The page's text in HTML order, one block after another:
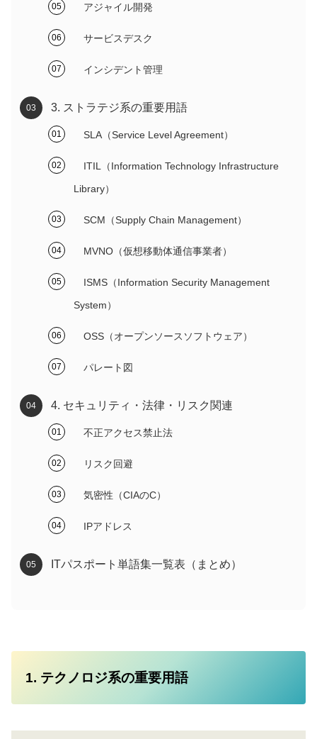
アジャイル開発
サービスデスク
インシデント管理
3. ストラテジ系の重要用語
SLA（Service Level Agreement）
ITIL（Information Technology Infrastructure
Library）
SCM（Supply Chain Management）
MVNO（仮想移動体通信事業者）
ISMS（Information Security Management
System）
OSS（オープンソースソフトウェア）
パレート図
4. セキュリティ・法律・リスク関連
不正アクセス禁止法
リスク回避
気密性（CIAのC）
IPアドレス
ITパスポート単語集一覧表（まとめ）
1. テクノロジ系の重要用語